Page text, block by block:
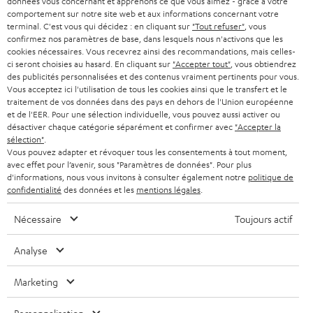
n
e
w
s
l
e
t
t
e
r
STEREO
SMART HOME
BLUETOOTH
CASQUES AUDIO
CASQUES BLUETOOTH AUDIO
SYSTEMES COMPLETS
ENCEINTES
ÉCOUTEURS INTRA-AURICULAIRES
FANSHOP
PRESSE
B2B
BLOG
NEWSLETTER
MAGASINS
AVANTAGES D’ACHAT
L’HISTOIRE DE TEUFEL
MANAGEMENT
DEVELOPPEMENT DURABLE
VALEURS
AUTRICHE
SUISSE
PAYS-BAS
BELGIQUE
FRANCE
ESPAGNE
Sous réserve de modifications techniques, de fautes de frappe et d’autres
comportement sur notre site web et aux informations concernant votre
terminal. C'est vous qui décidez : en cliquant sur "Tout refuser" , vous
confirmez nos paramètres de base, dans lesquels nous n'activons que les
cookies nécessaires. Vous recevrez ainsi des recommandations, mais celles-
ci seront choisies au hasard. En cliquant sur "Accepter tout" , vous obtiendrez
des publicités personnalisées et des contenus vraiment pertinents pour vous.
Vous acceptez ici l'utilisation de tous les cookies ainsi que le transfert et le
traitement de vos données dans des pays en dehors de l'Union européenne
et de l'EER. Pour une sélection individuelle, vous pouvez aussi activer ou
désactiver chaque catégorie séparément et confirmer avec "Accepter la
sélection"
Vous pouvez adapter et révoquer tous les consentements à tout moment,
avec effet pour l’avenir, sous "Paramètres de données". Pour plus
d'informations, nous vous invitons à consulter également notre politique de
confidentialité des données et les mentions légales
Nécessaire Toujours actif
Analyse
Marketing